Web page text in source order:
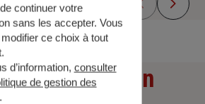
une simulation
continuer votre
sans les accepter. Vous
ce choix à tout
d’information, consulter
de gestion des
.